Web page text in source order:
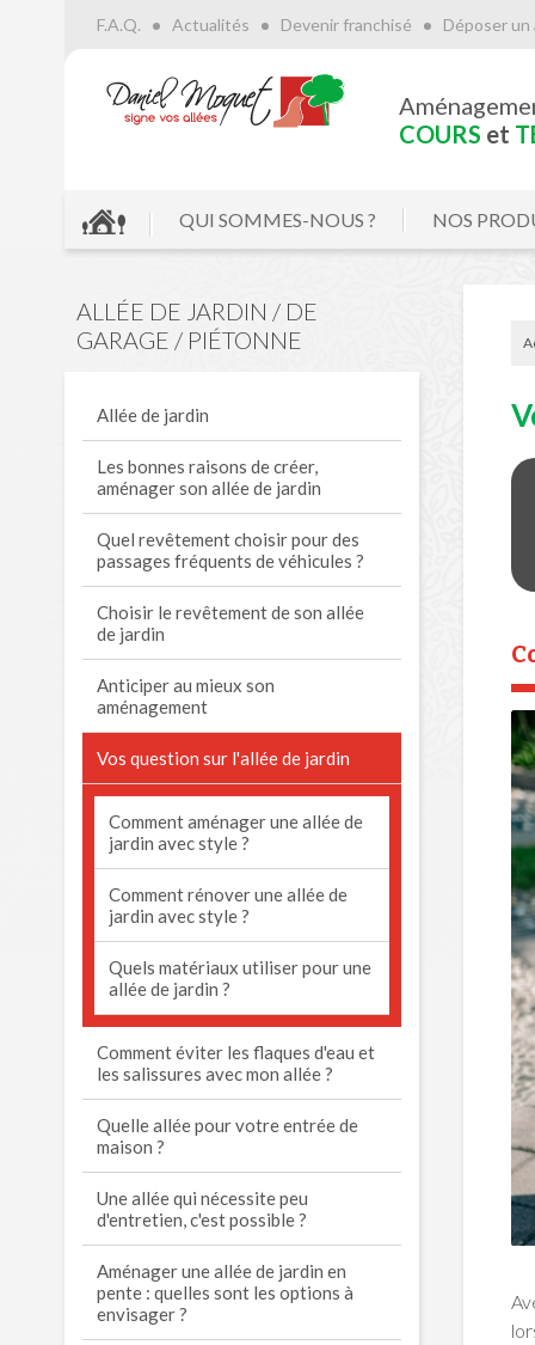
F.A.Q. Actualités Devenir franchisé Déposer un
COURS et
QUI SOMMES-NOUS ? NOS
ALLÉE DE JARDIN / DE
GARAGE / PIÉTONNE
Allée de jardin
Les bonnes raisons de créer,
aménager son allée de jardin
Quel revêtement choisir pour des
passages fréquents de véhicules ?
Choisir le revêtement de son allée
de jardin
Anticiper au mieux son
aménagement
Vos question sur l'allée de jardin
Comment aménager une allée de
jardin avec style ?
Comment rénover une allée de
jardin avec style ?
Quels matériaux utiliser pour une
allée de jardin ?
Comment éviter les flaques d'eau et
les salissures avec mon allée ?
Quelle allée pour votre entrée de
maison ?
Une allée qui nécessite peu
d'entretien, c'est possible ?
Aménager une allée de jardin en
pente : quelles sont les options à
envisager ?